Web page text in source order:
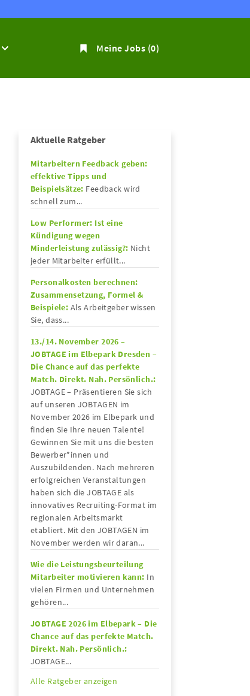
Meine Jobs (0)
Aktuelle Ratgeber
Mitarbeitern Feedback geben:
effektive Tipps und
Beispielsätze: Feedback wird
schnell zum...
Low Performer: Ist eine
Kündigung wegen
Minderleistung zulässig?: Nicht
jeder Mitarbeiter erfüllt...
Personalkosten berechnen:
Zusammensetzung, Formel &
Beispiele: Als Arbeitgeber wissen
Sie, dass...
13./14. November 2026 –
JOBTAGE im Elbepark Dresden –
Die Chance auf das perfekte
Match. Direkt. Nah. Persönlich.:
JOBTAGE – Präsentieren Sie sich
auf unseren JOBTAGEN im
November 2026 im Elbepark und
finden Sie Ihre neuen Talente!
Gewinnen Sie mit uns die besten
Bewerber*innen und
Auszubildenden. Nach mehreren
erfolgreichen Veranstaltungen
haben sich die JOBTAGE als
innovatives Recruiting-Format im
regionalen Arbeitsmarkt
etabliert. Mit den JOBTAGEN im
November werden wir daran...
Wie die Leistungsbeurteilung
Mitarbeiter motivieren kann: In
vielen Firmen und Unternehmen
gehören...
JOBTAGE 2026 im Elbepark – Die
Chance auf das perfekte Match.
Direkt. Nah. Persönlich.:
JOBTAGE...
Alle Ratgeber anzeigen